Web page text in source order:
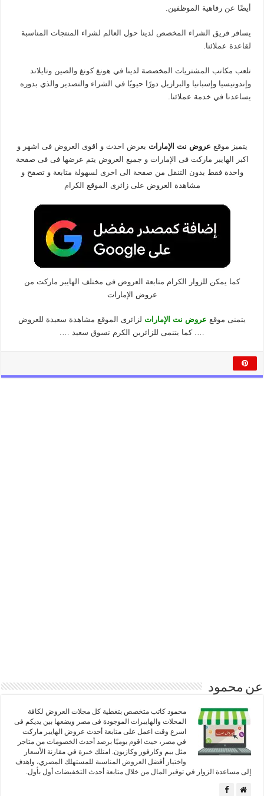
أيضًا عن رفاهية الموظفين.
يسافر فريق الشراء المخصص لدينا حول العالم لشراء المنتجات المناسبة
لقاعدة عملائنا.
تلعب مكاتب المشتريات المخصصة لدينا في هونغ كونغ والصين وتايلاند
وإندونيسيا وإسبانيا والبرازيل دورًا حيويًا في الشراء والتصدير والذي بدوره
يساعدنا في خدمة عملائنا.
يتميز موقع عروض نت الإماراتبعرض احدث و اقوى العروض فى اشهر و
اكبر الهايبر ماركت فى الإمارات و جميع العروض يتم عرضها فى فى صفحة
واحدة فقط بدون التنقل من صفحة الى اخرى لسهولة متابعة و تصفح و
مشاهدة العروض على زائرى الموقع الكرام
كما يمكن للزوار الكرام متابعة العروض فى مختلف الهايبر ماركت من
عروض الإمارات
يتمنى موقع عروض نت الإماراتلزائرى الموقع مشاهدة سعيدة للعروض
…. كما يتنمى للزائرين الكرم تسوق سعيد ….
عن محمود
محمود كاتب متخصص بتغطية كل مجلات العروض لكافة
المحلات والهايبرات الموجودة فى مصر ويضعها بين يديكم فى
اسرع وقت اعمل على متابعة أحدث عروض الهايبر ماركت
في مصر، حيث اقوم يوميًا برصد أحدث الخصومات من متاجر
مثل بيم وكارفور وكازيون. امتلك خبرة في مقارنة الأسعار
واختيار أفضل العروض المناسبة للمستهلك المصري، واهدف
إلى مساعدة الزوار في توفير المال من خلال متابعة أحدث التخفيضات أول بأول.